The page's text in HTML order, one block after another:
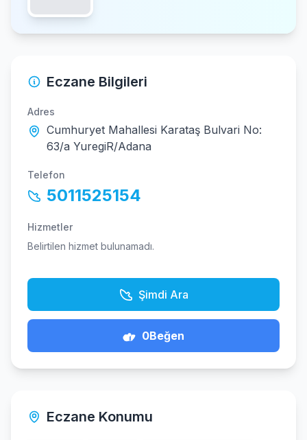
Eczane Bilgileri
Adres
Cumhuryet Mahallesi Karataş Bulvari No:
63/a YuregiR/Adana
Telefon
5011525154
Hizmetler
Belirtilen hizmet bulunamadı.
Şimdi Ara
0Beğen
Eczane Konumu